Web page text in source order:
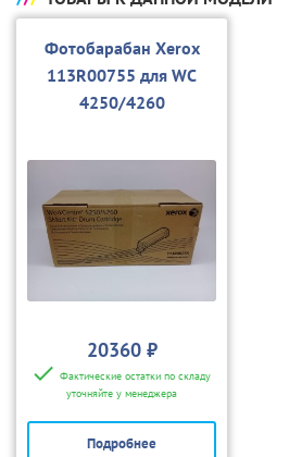
Фотобарабан Хerox
113R00755 для WC
4250/4260
20360 ₽
Фактические остатки по складу
уточняйте у менеджера
Подробнее